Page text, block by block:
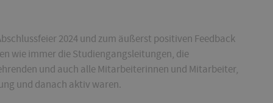
2024 und zum äußerst positiven Feedback
wie immer die Studiengangsleitungen, die
und auch alle Mitarbeiterinnen und Mitarbeiter,
und danach aktiv waren.